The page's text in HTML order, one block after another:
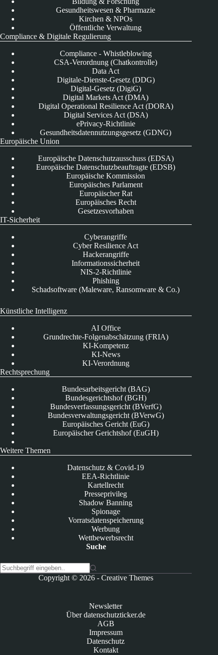
Gesundheitswesen & Pharmazie
Kirchen & NPOs
Öffentliche Verwaltung
Compliance & Digitale Regulierung
Compliance - Whistleblowing
CSA-Verordnung (Chatkontrolle)
Data Act
Digitale-Dienste-Gesetz (DDG)
Digital-Gesetz (DigiG)
Digital Markets Act (DMA)
Digital Operational Resilience Act (DORA)
Digital Services Act (DSA)
ePrivacy-Richtlinie
Gesundheitsdatennutzungsgesetz (GDNG)
Europäische Union
Europäische Datenschutzausschuss (EDSA)
Europäische Datenschutzbeauftragte (EDSB)
Europäische Kommission
Europäisches Parlament
Europäischer Rat
Europäisches Recht
Gesetzesvorhaben
IT-Sicherheit
Cyberangriffe
Cyber Resilience Act
Hackerangriffe
Informationssicherheit
NIS-2-Richtlinie
Phishing
Schadsoftware (Maleware, Ransomware & Co.)
Künstliche Intelligenz
AI Office
Grundrechte-Folgenabschätzung (FRIA)
KI-Kompetenz
KI-News
KI-Verordnung
Rechtsprechung
Bundesarbeitsgericht (BAG)
Bundesgerichtshof (BGH)
Bundesverfassungsgericht (BVerfG)
Bundesverwaltungsgericht (BVerwG)
Europäisches Gericht (EuG)
Europäischer Gerichtshof (EuGH)
Weitere Themen
Datenschutz & Covid-19
EEA-Richtlinie
Kartellrecht
Presseprivileg
Shadow Banning
Spionage
Vorratsdatenspeicherung
Werbung
Wettbewerbsrecht
Suche
Copyright © 2026 -Creative Themes
Newsletter
Über datenschutzticker.de
AGB
Impressum
Datenschutz
Kontakt